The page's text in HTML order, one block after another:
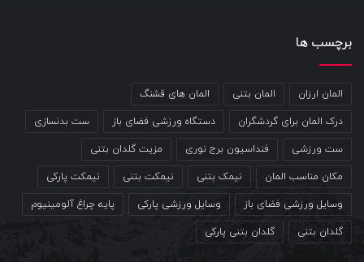
برچسب ها
المان ارزان المان بتنی المان های قشنگ
درک المان برای گردشگران دستگاه ورزشی فضای باز ست بدنسازی
ست ورزشی فنداسیون برج نوری مزیت گلدان بتنی
مکان مناسب المان نیمک بتنی نیمکت بتنی نیمکت پارکی
وسایل ورزشی فضای باز وسایل ورزشی پارکی پایه چراغ آلومینیوم
گلدان بتنی گلدان بتنی پارکی